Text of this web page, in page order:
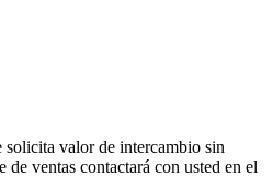
valor de intercambio sin
de ventas contactará con usted en el